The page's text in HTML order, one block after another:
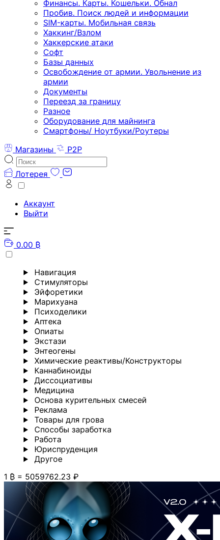
Финансы. Карты. Кошельки. Обнал
Пробив. Поиск людей и информации
SIM-карты. Мобильная связь
Хаккинг/Взлом
Хаккерские атаки
Софт
Базы данных
Освобождение от армии. Увольнение из
армии
Документы
Переезд за границу
Разное
Оборудование для майнинга
Смартфоны/ Ноутбуки/Роутеры
Магазины
P2P
Лотерея
Аккаунт
Выйти
0.00 ₿
Навигация
Стимуляторы
Эйфоретики
Марихуана
Психоделики
Аптека
Опиаты
Экстази
Энтеогены
Химические реактивы/Конструкторы
Каннабиноиды
Диссоциативы
Медицина
Основа курительных смесей
Реклама
Товары для грова
Способы заработка
Работа
Юриспруденция
Другoе
1 ₿ = 5059762.23 ₽